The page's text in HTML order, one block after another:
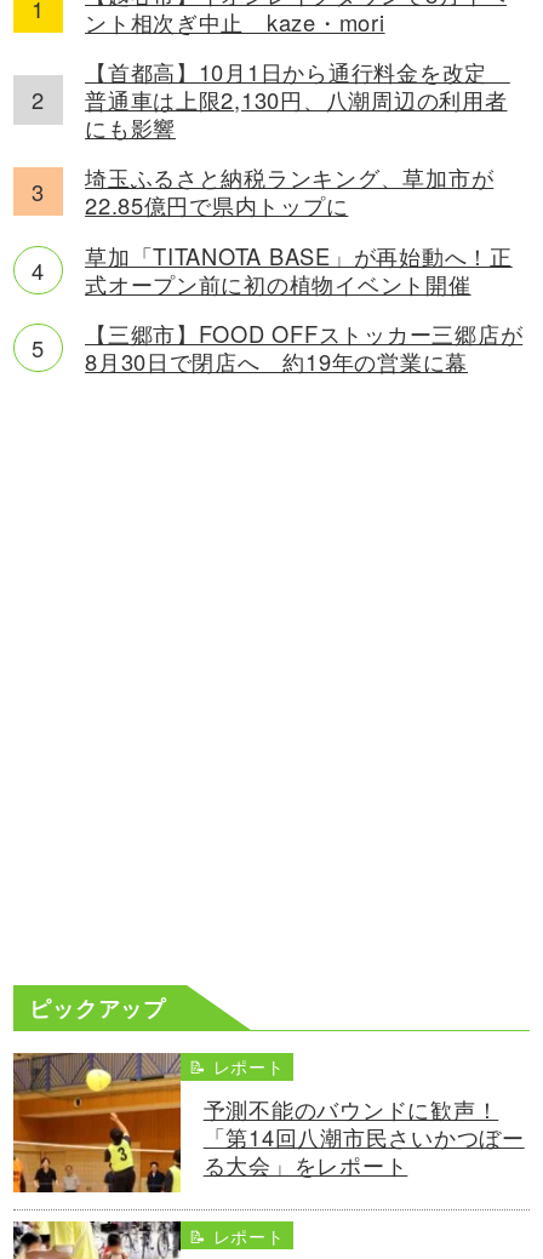
ント相次ぎ中止 kaze・mori
【首都高】10月1日から通行料金を改定
普通車は上限2,130円、八潮周辺の利用者
にも影響
埼玉ふるさと納税ランキング、草加市が
22.85億円で県内トップに
草加「TITANOTA BASE」が再始動へ！正
式オープン前に初の植物イベント開催
【三郷市】FOOD OFFストッカー三郷店が
8月30日で閉店へ 約19年の営業に幕
ピックアップ
📝 レポート
予測不能のバウンドに歓声！
「第14回八潮市民さいかつぼー
る大会」をレポート
📝 レポート